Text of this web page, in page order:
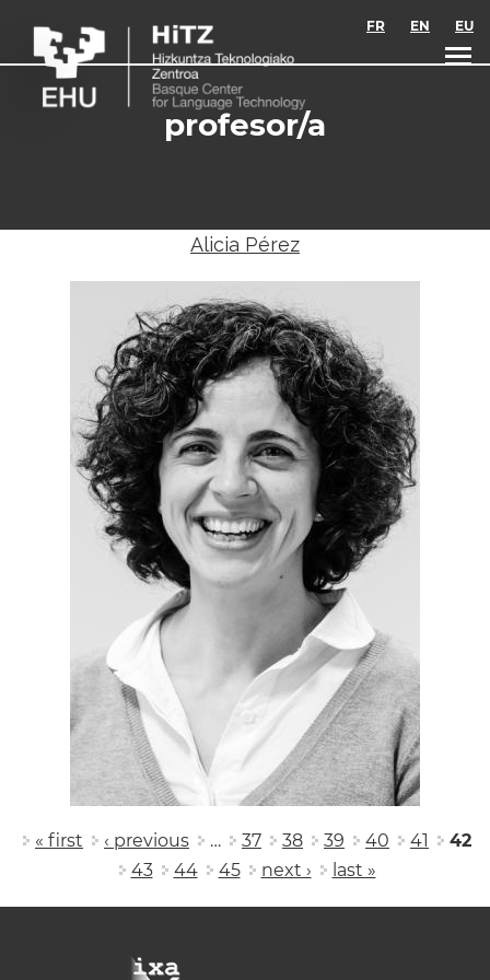
FR EN EU
profesor/a
Alicia Pérez
Pages
« first ‹ previous … 37 38 39 40 41
42
43
44 45 next › last »